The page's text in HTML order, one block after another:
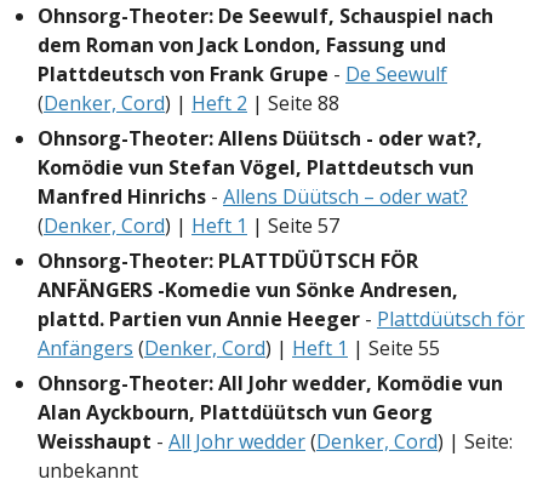
Ohnsorg-Theoter: De Seewulf, Schauspiel nach
dem Roman von Jack London, Fassung und
Plattdeutsch von Frank Grupe - De Seewulf
(Denker, Cord) | Heft 2 | Seite 88
Ohnsorg-Theoter: Allens Düütsch - oder wat?,
Komödie vun Stefan Vögel, Plattdeutsch vun
Manfred Hinrichs - Allens Düütsch – oder wat?
(Denker, Cord) | Heft 1 | Seite 57
Ohnsorg-Theoter: PLATTDÜÜTSCH FÖR
ANFÄNGERS -Komedie vun Sönke Andresen,
plattd. Partien vun Annie Heeger - Plattdüütsch för
Anfängers (Denker, Cord) | Heft 1 | Seite 55
Ohnsorg-Theoter: All Johr wedder, Komödie vun
Alan Ayckbourn, Plattdüütsch vun Georg
Weisshaupt - All Johr wedder(Denker, Cord) | Seite:
unbekannt